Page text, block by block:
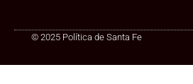
© 2025 Política de Santa Fe